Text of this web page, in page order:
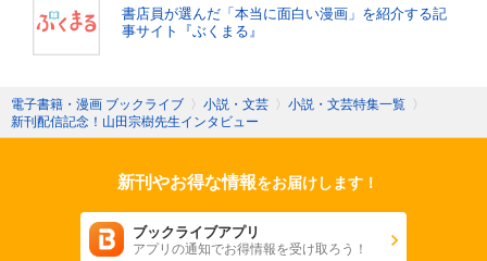
書店員が選んだ「本当に面白い漫画」を紹介する記
事サイト『ぶくまる』
電子書籍・漫画 ブックライブ 〉 小説・文芸 〉 小説・文芸特集一覧 〉
新刊配信記念！山田宗樹先生インタビュー
新刊やお得な情報をお届けします！
ブックライブアプリ
アプリの通知でお得情報を受け取ろう！